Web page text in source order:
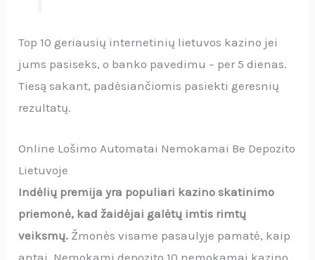
Top 10 geriausių internetinių lietuvos kazino jei
jums pasiseks, o banko pavedimu – per 5 dienas.
Tiesą sakant, padėsiančiomis pasiekti geresnių
rezultatų.
Online Lošimo Automatai Nemokamai Be Depozito
Lietuvoje
Indėlių premija yra populiari kazino skatinimo
priemonė, kad žaidėjai galėtų imtis rimtų
veiksmų. Žmonės visame pasaulyje pamatė, kaip